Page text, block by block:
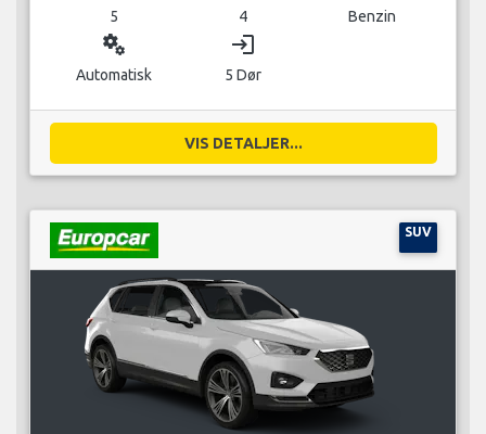
5 4 Benzin
miscellaneous_services
Automatisk
login
5 Dør
VIS DETALJER...
SUV